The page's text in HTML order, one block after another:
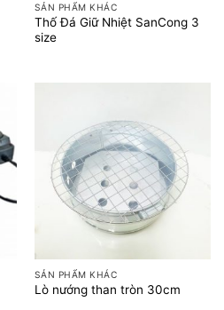
SẢN PHẨM KHÁC
Thố Đá Giữ Nhiệt SanCong 3
size
SẢN PHẨM KHÁC
Lò nướng than tròn 30cm